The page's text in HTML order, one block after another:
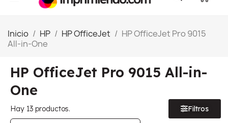
Inicio HP HP OfficeJet
HP OfficeJet Pro 9015
All-in-One
HP OfficeJet Pro 9015 All-in-
One
Hay 13 productos. Filtros